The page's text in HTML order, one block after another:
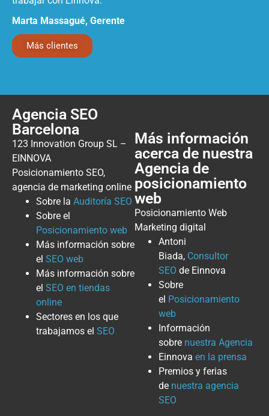
Marta Massagué, Gerente
Más clientes
Agencia SEO
Barcelona
123 Innovation Group SL –
EINNOVA
Posicionamiento SEO,
agencia de marketing online
Sobre la Auditoría SEO
Sobre el
Posicionamiento web
Más información sobre
el SEO web
Más información sobre
el SEO en tiendas
online
Sectores en los que
trabajamos el SEO
Más información
acerca de nuestra
Agencia de
posicionamiento
web
Posicionamiento Web
Marketing digital
Antoni
Biada, Consultor
SEO de Einnova
Sobre
el Posicionamiento
web
Información
sobre nuestra Agencia
Einnova en la prensa
Premios y ferias
de nuestra agencia
SEO